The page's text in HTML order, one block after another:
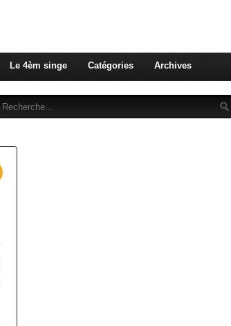
Le 4èm singe Catégories Archives